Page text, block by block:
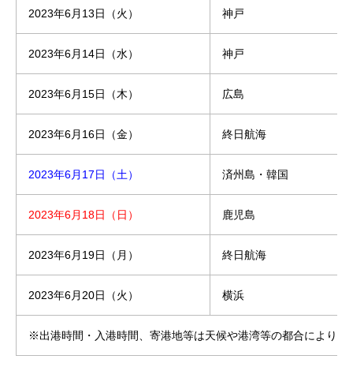
2023年6月13日（火） 神戸
2023年6月14日（水） 神戸
2023年6月15日（木） 広島
2023年6月16日（金） 終日航海
2023年6月17日（土） 済州島・韓国
2023年6月18日（日） 鹿児島
2023年6月19日（月） 終日航海
2023年6月20日（火） 横浜
※出港時間・入港時間、寄港地等は天候や港湾等の都合により変